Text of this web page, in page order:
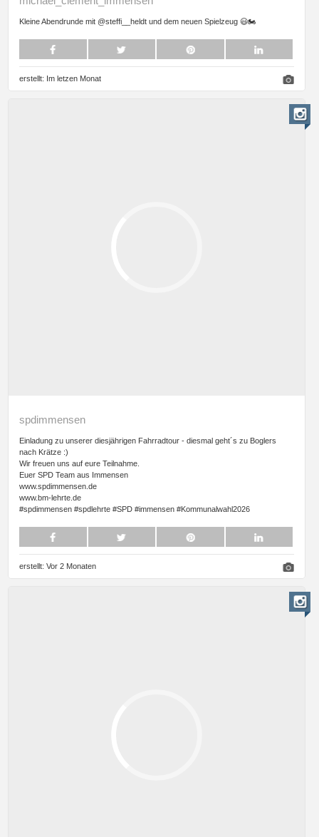
Kleine Abendrunde mit @steffi__heldt und dem neuen Spielzeug 😃🏍️
erstellt: Im letzen Monat
spdimmensen
Einladung zu unserer diesjährigen Fahrradtour - diesmal geht´s zu Boglers
nach Krätze :)
Wir freuen uns auf eure Teilnahme.
Euer SPD Team aus Immensen
www.spdimmensen.de
www.bm-lehrte.de
#spdimmensen #spdlehrte #SPD #immensen #Kommunalwahl2026
erstellt: Vor 2 Monaten